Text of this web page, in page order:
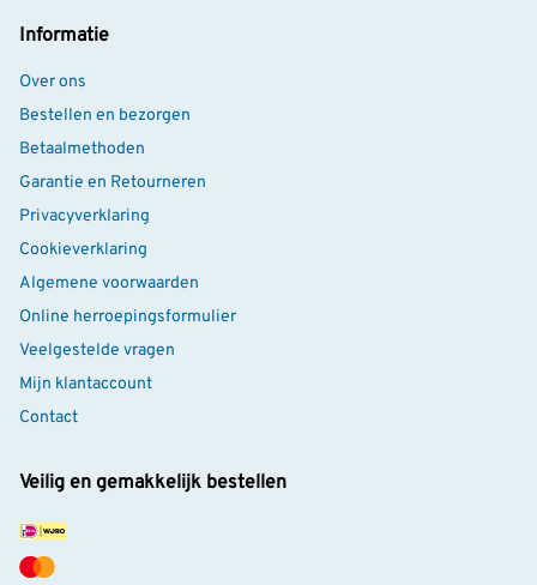
deze bijzondere dieren op een verantwoorde manier.
Informatie
Over ons
Bestellen en bezorgen
Betaalmethoden
Garantie en Retourneren
Privacyverklaring
Cookieverklaring
Algemene voorwaarden
Online herroepingsformulier
Veelgestelde vragen
Mijn klantaccount
Contact
Veilig en gemakkelijk bestellen